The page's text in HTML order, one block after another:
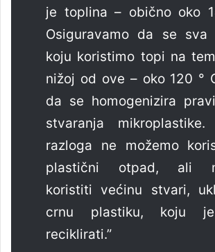
je toplina – obično oko
Osiguravamo da se sva
koju koristimo topi na
nižoj od ove – oko 120 °
da se homogenizira
stvaranja
razloga ne možemo
plastični otpad, ali
koristiti većinu stvari,
crnu plastiku, koju
reciklirati.”